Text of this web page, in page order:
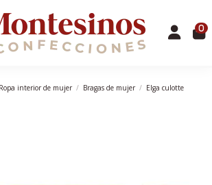
0
Ropa interior de mujer Bragas de mujer
Elga culotte